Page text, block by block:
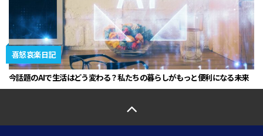
喜怒哀楽日記
今話題のAIで生活はどう変わる？私たちの暮らしがもっと便利になる未来